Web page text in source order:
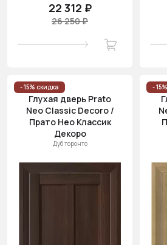
22 312 ₽
26 250 ₽
- 15% скидка
Глухая дверь Prato
Neo Classic Decoro /
Прато Нео Классик
Декоро
Дуб торонто
-